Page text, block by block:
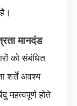
मानदंड
को संबंधित
शर्तें अवश्य
महत्वपूर्ण होते